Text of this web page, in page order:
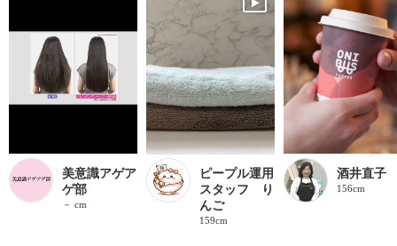
美意識アゲア
ゲ部
－ cm
ピープル運用
スタッフ り
んご
159cm
酒井直子
156cm